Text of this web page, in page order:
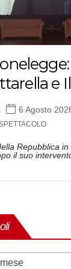
e
6 Agosto
Repubblica
il suo